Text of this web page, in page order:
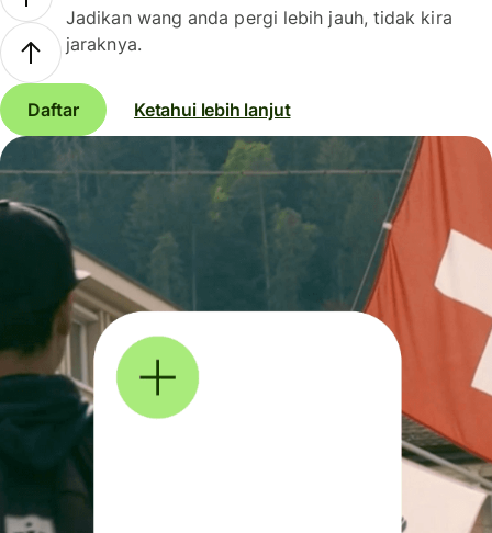
Jadikan wang anda pergi lebih jauh, tidak kira
jaraknya.
Daftar Ketahui lebih lanjut